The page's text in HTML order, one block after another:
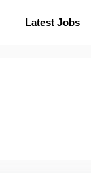
Latest Jobs